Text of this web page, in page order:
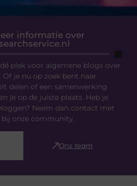
informatie over
plek voor algemene blogs over
je nu op zoek bent naar
delen of een samenwerking
je op de juiste plaats. Heb je
Neem dan contact met
bij onze community.
Ons team